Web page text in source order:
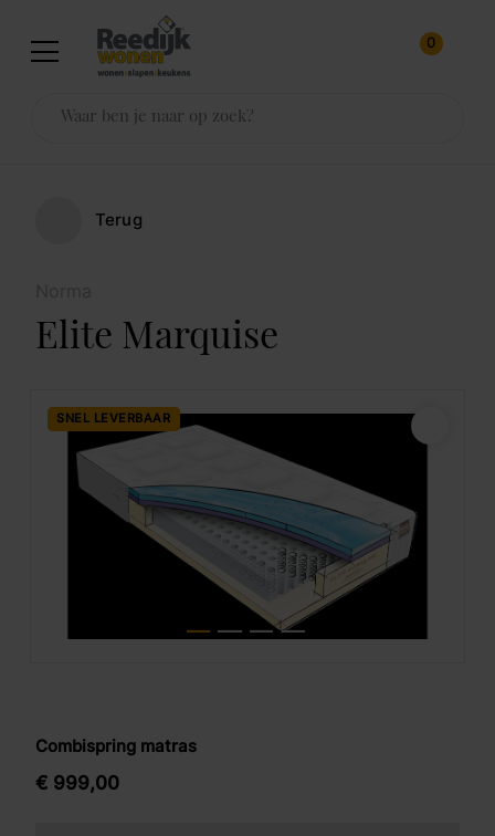
0
Terug
Elite Marquise
SNEL LEVERBAAR
Combispring matras
€ 999,00